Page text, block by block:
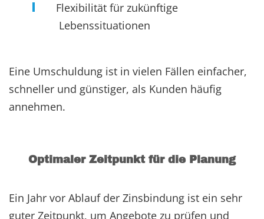
Flexibilität für zukünftige
Lebenssituationen
Eine Umschuldung ist in vielen Fällen einfacher,
schneller und günstiger, als Kunden häufig
annehmen.
Optimaler Zeitpunkt für die Planung
Ein Jahr vor Ablauf der Zinsbindung ist ein sehr
guter Zeitpunkt, um Angebote zu prüfen und